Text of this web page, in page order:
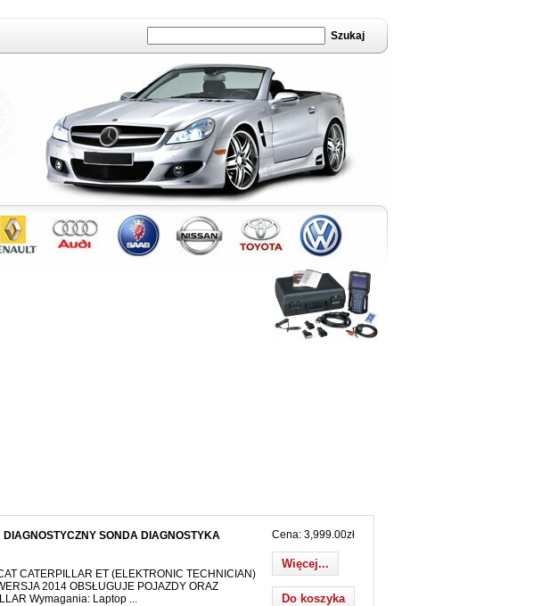
SONDA DIAGNOSTYKA
CATERPILLAR ET (ELEKTRONIC TECHNICIAN)
2014 OBSŁUGUJE POJAZDY ORAZ
Wymagania: Laptop ...
Cena: 3,999.00zł
Więcej...